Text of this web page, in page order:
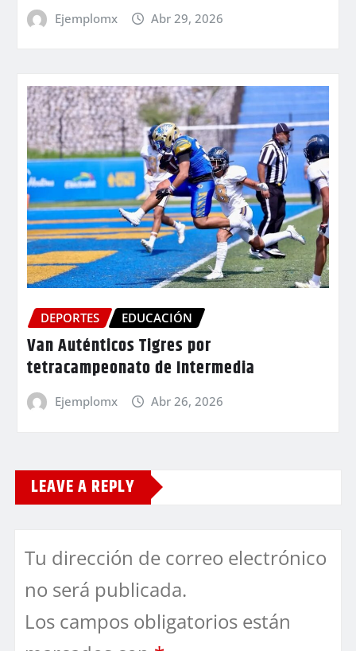
Ejemplomx Abr 29, 2026
DEPORTES EDUCACIÓN
Van Auténticos Tigres por
tetracampeonato de Intermedia
Ejemplomx Abr 26, 2026
LEAVE A REPLY
Tu dirección de correo electrónico
no será publicada.
Los campos obligatorios están